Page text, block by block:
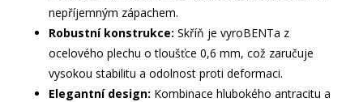
nepříjemným zápachem.
Robustní konstrukce: Skříň je vyroBENTa z
ocelového plechu o tloušťce 0,6 mm, což zaručuje
vysokou stabilitu a odolnost proti deformaci.
Elegantní design: Kombinace hlubokého antracitu a